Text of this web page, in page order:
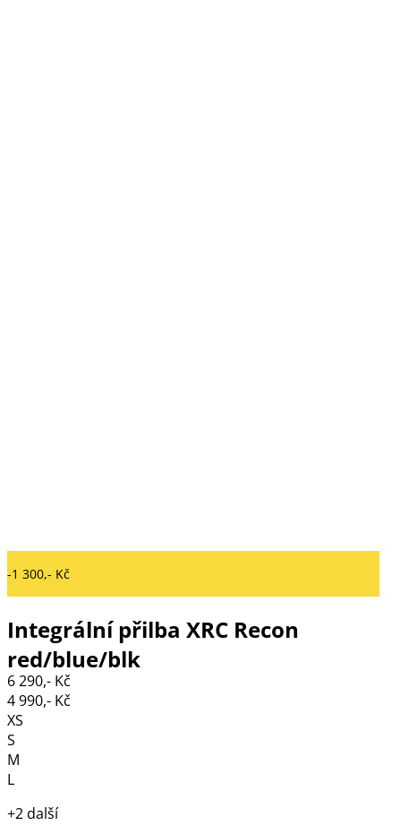
-1 300,- Kč
Integrální přilba XRC Recon
red/blue/blk
6 290,- Kč
4 990,- Kč
XS
S
M
L
+2 další